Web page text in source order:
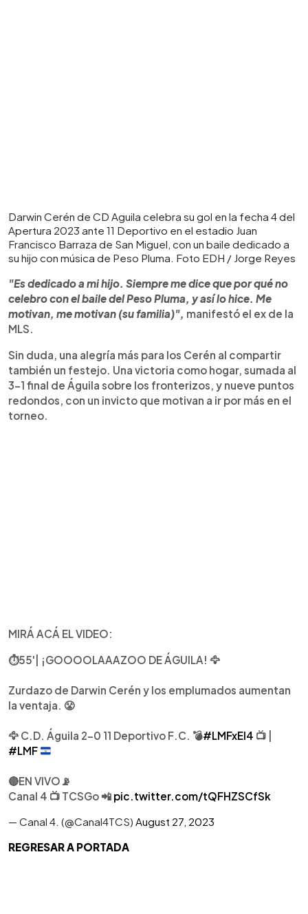
Darwin Cerén de CD Aguila celebra su gol en la fecha 4 del
Apertura 2023 ante 11 Deportivo en el estadio Juan
Francisco Barraza de San Miguel, con un baile dedicado a
su hijo con música de Peso Pluma. Foto EDH / Jorge Reyes
"Es dedicado a mi hijo. Siempre me dice que por qué no
celebro con el baile del Peso Pluma, y así lo hice. Me
motivan, me motivan (su familia)", manifestó el ex de la
MLS.
Sin duda, una alegría más para los Cerén al compartir
también un festejo. Una victoria como hogar, sumada al
3-1 final de Águila sobre los fronterizos, y nueve puntos
redondos, con un invicto que motivan a ir por más en el
torneo.
MIRÁ ACÁ EL VIDEO:
⏱55'| ¡GOOOOLAAAZOO DE ÁGUILA! 🦅
Zurdazo de Darwin Cerén y los emplumados aumentan
la ventaja. 😤
🦅 C.D. Águila 2-0 11 Deportivo F.C. 💣#LMFxEl4 📺 |
#LMF
🔴EN VIVO📡
Canal 4 📺 TCSGo 📲 pic.twitter.com/tQFHZSCfSk
— Canal 4. (@Canal4TCS) August 27, 2023
REGRESAR A PORTADA